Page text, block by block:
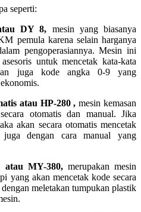
seperti:
DY 8, mesin yang biasanya
pemula karena selain harganya
pengoperasiannya. Mesin ini
untuk mencetak kata-kata
juga kode angka 0-9 yang
atau HP-280 ,mesin kemasan
otomatis dan manual. Jika
akan secara otomatis mencetak
dengan cara manual yang
atau MY-380,merupakan mesin
yang akan mencetak kode secara
meletakan tumpukan plastik